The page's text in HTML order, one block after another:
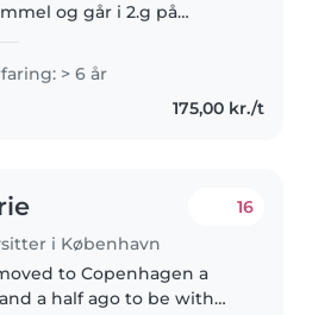
og går i 2.g på
person er jeg udadvendt ,
og smilende. Jeg
meget af børn og har
> 6 år
175,00 kr./t
i København
16
to Copenhagen a
a half ago to be with